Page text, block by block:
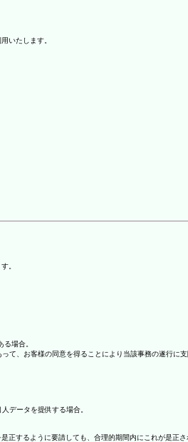
いたします。
。
場合。
、お客様の同意を得ることにより当該事務の遂行に支
データを提供する場合。
するように要請しても、合理的期間内にこれが是